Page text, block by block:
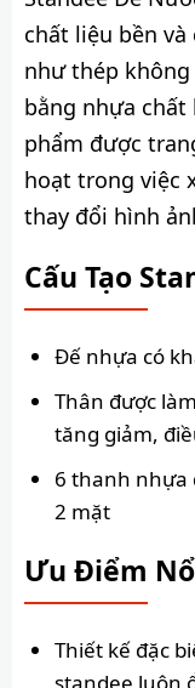
chất liệu bền
như thép
bằng nhựa chất
phẩm được
hoạt trong việc
thay đổi hình
Cấu Tạo
Đế nhựa có
Thân được
tăng giảm,
6 thanh nhựa
2 mặt
Ưu Điểm
Thiết kế đặc